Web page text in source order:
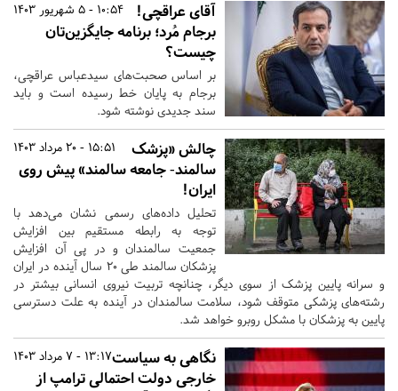
10:54 - 5 شهریور 1403
آقای عراقچی!
برجام مُرد؛ برنامه جایگزین‌تان
چیست؟
بر اساس صحبت‌های سیدعباس عراقچی،
برجام به پایان خط رسیده است و باید
سند جدیدی نوشته شود.
15:51 - 20 مرداد 1403
چالش «پزشک
سالمند- جامعه سالمند» پیش روی
ایران!
تحلیل داده‌های رسمی نشان می‌دهد با
توجه به رابطه مستقیم بین افزایش
جمعیت سالمندان و در پی آن افزایش
پزشکان سالمند طی ۲۰ سال آینده در ایران
و سرانه پایین پزشک از سوی دیگر، چنانچه تربیت نیروی انسانی بیشتر در
رشته‌های پزشکی متوقف شود، سلامت سالمندان در آینده به علت دسترسی
پایین به پزشکان با مشکل روبرو خواهد شد.
13:17 - 7 مرداد 1403نگاهی به سیاست
خارجی دولت احتمالی ترامپ از